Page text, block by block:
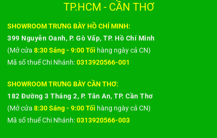
TP.HCM - CẦN THƠ
SHOWROOM TRƯNG BÀY HỒ CHÍ MINH:
399 Nguyễn Oanh, P. Gò Vấp, TP. Hồ Chí Minh
(Mở cửa 8:30 Sáng - 9:00 Tối hàng ngày cả CN)
Mã số thuế Chi Nhánh:0313920566-001
SHOWROOM TRƯNG BÀY CẦN THƠ:
182 Đường 3 Tháng 2, P. Tân An, TP. Cần Thơ
(Mở cửa 8:30 Sáng - 9:00 Tối hàng ngày cả CN)
Mã số thuế Chi Nhánh:0313920566-003